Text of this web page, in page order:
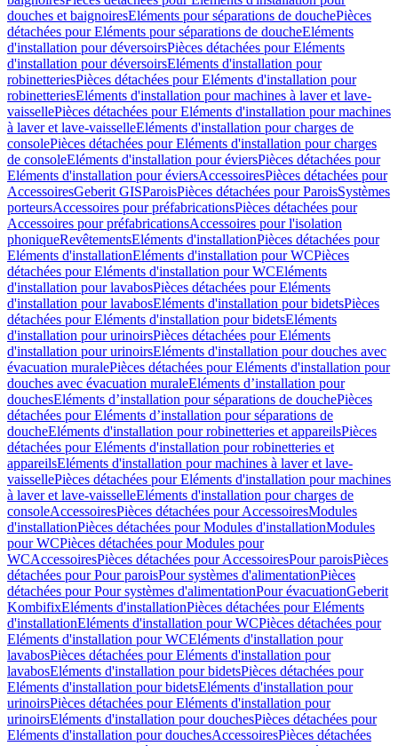
douches et baignoiresEléments pour séparations de douchePièces
détachées pour Eléments pour séparations de doucheEléments
d'installation pour déversoirsPièces détachées pour Eléments
d'installation pour déversoirsEléments d'installation pour
robinetteriesPièces détachées pour Eléments d'installation pour
robinetteriesEléments d'installation pour machines à laver et lave-
vaissellePièces détachées pour Eléments d'installation pour machines
à laver et lave-vaisselleEléments d'installation pour charges de
consolePièces détachées pour Eléments d'installation pour charges
de consoleEléments d'installation pour éviersPièces détachées pour
Eléments d'installation pour éviersAccessoiresPièces détachées pour
AccessoiresGeberit GISParoisPièces détachées pour ParoisSystèmes
porteursAccessoires pour préfabricationsPièces détachées pour
Accessoires pour préfabricationsAccessoires pour l'isolation
phoniqueRevêtementsEléments d'installationPièces détachées pour
Eléments d'installationEléments d'installation pour WCPièces
détachées pour Eléments d'installation pour WCEléments
d'installation pour lavabosPièces détachées pour Eléments
d'installation pour lavabosEléments d'installation pour bidetsPièces
détachées pour Eléments d'installation pour bidetsEléments
d'installation pour urinoirsPièces détachées pour Eléments
d'installation pour urinoirsEléments d'installation pour douches avec
évacuation muralePièces détachées pour Eléments d'installation pour
douches avec évacuation muraleEléments d’installation pour
douchesEléments d’installation pour séparations de douchePièces
détachées pour Eléments d’installation pour séparations de
doucheEléments d'installation pour robinetteries et appareilsPièces
détachées pour Eléments d'installation pour robinetteries et
appareilsEléments d'installation pour machines à laver et lave-
vaissellePièces détachées pour Eléments d'installation pour machines
à laver et lave-vaisselleEléments d'installation pour charges de
consoleAccessoiresPièces détachées pour AccessoiresModules
d'installationPièces détachées pour Modules d'installationModules
pour WCPièces détachées pour Modules pour
WCAccessoiresPièces détachées pour AccessoiresPour paroisPièces
détachées pour Pour paroisPour systèmes d'alimentationPièces
détachées pour Pour systèmes d'alimentationPour évacuationGeberit
KombifixEléments d'installationPièces détachées pour Eléments
d'installationEléments d'installation pour WCPièces détachées pour
Eléments d'installation pour WCEléments d'installation pour
lavabosPièces détachées pour Eléments d'installation pour
lavabosEléments d'installation pour bidetsPièces détachées pour
Eléments d'installation pour bidetsEléments d'installation pour
urinoirsPièces détachées pour Eléments d'installation pour
urinoirsEléments d'installation pour douchesPièces détachées pour
Eléments d'installation pour douchesAccessoiresPièces détachées